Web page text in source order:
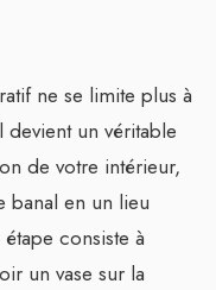
ne se limite plus à
un véritable
de votre intérieur,
banal en un lieu
consiste à
un vase sur la